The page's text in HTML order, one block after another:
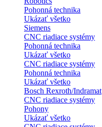
Pohonná technika
Ukázať všetko
Siemens
CNC riadiace systémy
Pohonná technika
Ukázať všetko
CNC riadiace systémy
Pohonná technika
Ukázať všetko
Bosch Rexroth/Indramat
CNC riadiace systémy
Pohony
Ukázať všetko